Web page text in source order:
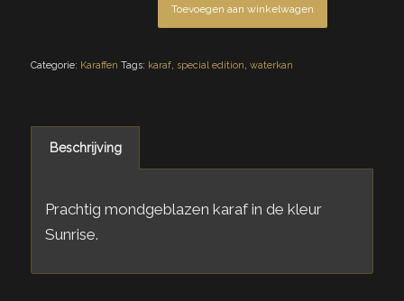
Toevoegen aan winkelwagen
Categorie: Karaffen Tags: karaf, special edition, waterkan
Beschrijving
Prachtig mondgeblazen karaf in de kleur
Sunrise.